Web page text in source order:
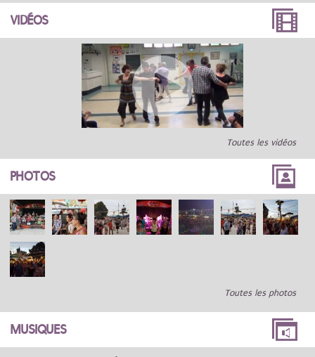
VIDÉOS
Toutes les vidéos
PHOTOS
Toutes les photos
MUSIQUES